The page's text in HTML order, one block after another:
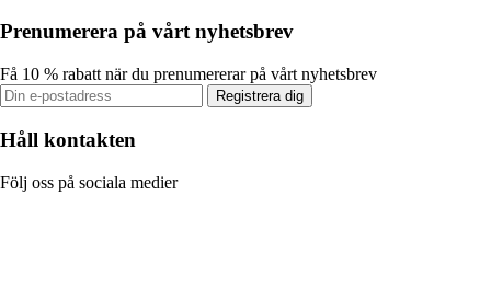
Prenumerera på vårt nyhetsbrev
Få 10 % rabatt när du prenumererar på vårt nyhetsbrev
Registrera dig
Håll kontakten
Följ oss på sociala medier